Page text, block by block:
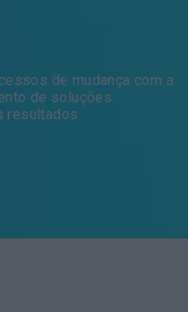
de mudança com a
de soluções
resultados